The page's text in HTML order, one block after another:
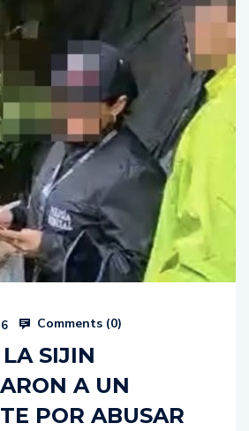
Comments (0)
SIJIN
A UN
POR ABUSAR